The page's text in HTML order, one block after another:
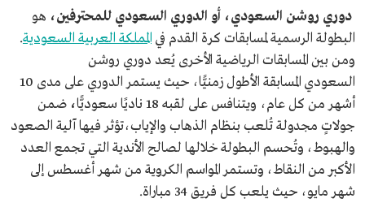
دوري روشن السعودي، أو الدوري السعودي للمحترفين، هو
البطولة الرسمية لمسابقات كرة القدم في المملكة العربية السعودية.
ومن بين المسابقات الرياضية الأخرى يُعد دوري روشن
السعودي المسابقة الأطول زمنيًّا، حيث يستمر الدوري على مدى 10
أشهر من كل عام، ويتنافس على لقبه 18 ناديًا سعوديًّا
، ضمن
جولاتٍ مجدولة تُلعب بنظام الذهاب والإياب،تؤثر فيها آلية الصعود
والهبوط، وتُحسم البطولة خلالها لصالح الأندية التي تجمع العدد
الأكبر من النقاط، وتستمر المواسم الكروية من شهر أغسطس إلى
شهر مايو، حيث يلعب كل فريق 34 مباراة.